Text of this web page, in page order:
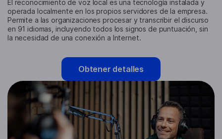
El reconocimiento de voz local es una tecnología instalada y
operada localmente en los propios servidores de la empresa.
Permite a las organizaciones procesar y transcribir el discurso
en 91 idiomas, incluyendo todos los signos de puntuación, sin
la necesidad de una conexión a Internet.
Obtener detalles